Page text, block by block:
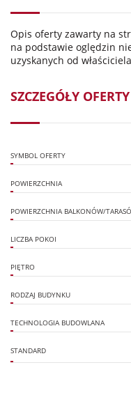
Opis oferty zawarty na
na podstawie oględzin
uzyskanych od
SZCZEGÓŁY OFERTY
SYMBOL OFERTY
POWIERZCHNIA
POWIERZCHNIA BALKONÓW/
LICZBA POKOI
PIĘTRO
RODZAJ BUDYNKU
TECHNOLOGIA BUDOWLANA
STANDARD